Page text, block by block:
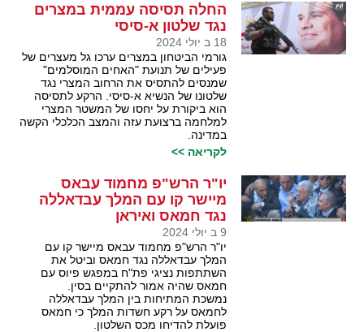
החלה תסיסה עממית במצרים
נגד שלטון א-סיסי
18 ב יולי 2024
גורמי הביטחון במצרים ערכו גל מעצרים של
פעילים של תנועת "האחים המוסלמים"
שמנסים להתסיס את הרחוב המצרי נגד
שלטונו של הנשיא א-סיסי. הרקע לתסיסה
הוא ביקורת על יחסו של המשטר המצרי
למלחמה ברצועת עזה והמצב הכלכלי הקשה
במדינה.
לקריאה >>
יו"ר הרש"פ מחמוד עבאס
מיישר קו עם המלך עבדאללה
נגד חמאס ואיראן
9 ב יולי 2024
יו"ר הרש"פ מחמוד עבאס מיישר קו עם
המלך עבדאללה נגד חמאס וביטל את
השתתפות נציגי פת"ח במפגש פיוס עם
חמאס שהיה אמור להתקיים בסין.
נמשכת המתיחות בין המלך עבדאללה
לחמאס על רקע חשדות המלך כי חמאס
פועלת להדיחו מכס השלטון.